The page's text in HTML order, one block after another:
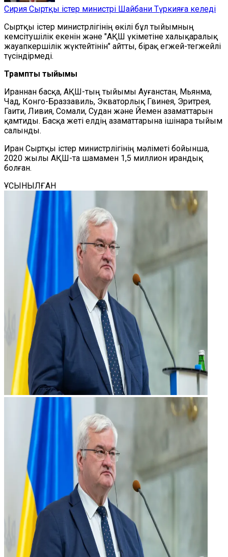
Сирия Сыртқы істер министрі Шайбани Түркияға келеді
Сыртқы істер министрлігінің өкілі бұл тыйымның
кемсітушілік екенін және "АҚШ үкіметіне халықаралық
жауапкершілік жүктейтінін" айтты, бірақ егжей-тегжейлі
түсіндірмеді.
Трамптың тыйымы
Ираннан басқа, АҚШ-тың тыйымы Ауғанстан, Мьянма,
Чад, Конго-Браззавиль, Экваторлық Гвинея, Эритрея,
Гаити, Ливия, Сомали, Судан және Йемен азаматтарын
қамтиды. Басқа жеті елдің азаматтарына ішінара тыйым
салынды.
Иран Сыртқы істер министрлігінің мәліметі бойынша,
2020 жылы АҚШ-та шамамен 1,5 миллион ирандық
болған.
ҰСЫНЫЛҒАН